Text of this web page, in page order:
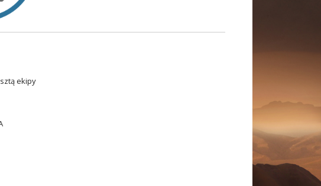
ekipy